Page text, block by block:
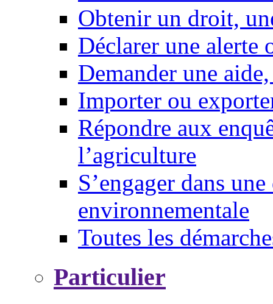
Obtenir un droit,
Déclarer une alerte
Demander une
Importer ou
Répondre aux
l’agriculture
S’engager dans
environnementale
Toutes les
Particulier